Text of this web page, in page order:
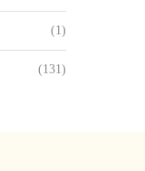
(1)
(131)